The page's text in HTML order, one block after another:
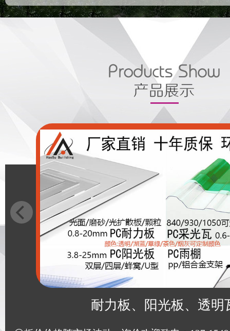
耐力板、阳光板、透明